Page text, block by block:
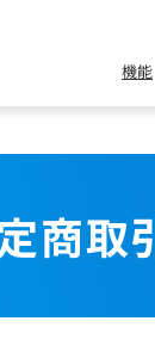
機能
商取